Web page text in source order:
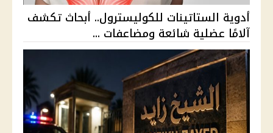
أدوية الستاتينات للكوليسترول.. أبحاث تكشف
آلامًا عضلية شائعة ومضاعفات ...